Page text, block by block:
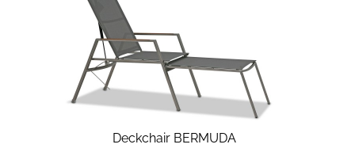
Deckchair BERMUDA